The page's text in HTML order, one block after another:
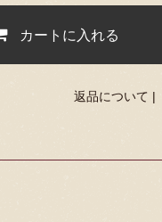
カートに入れる
返品について |